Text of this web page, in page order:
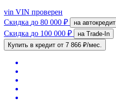
vin VIN проверен
Скидка до 80 000 ₽ на автокредит
Скидка до 100 000 ₽
на Trade-In
Купить в кредит от 7 866 ₽/мес.